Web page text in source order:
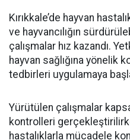
Kırıkkale’de hayvan
ve hayvancılığın
çalışmalar hız kazandı.
hayvan sağlığına yönelik
tedbirleri uygulamaya
Yürütülen çalışmalar
kontrolleri
hastalıklarla mücadele